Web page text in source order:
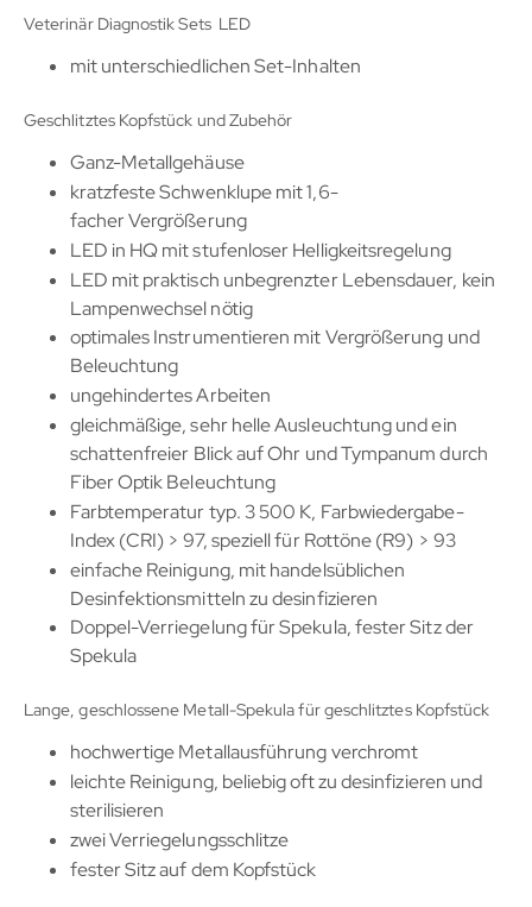
Veterinär Diagnostik Sets LED
mit unterschiedlichen Set-Inhalten
Geschlitztes Kopfstück und Zubehör
Ganz-Metallgehäuse
kratzfeste Schwenklupe mit 1,6-
facher Vergrößerung
LED in HQ mit stufenloser Helligkeitsregelung
LED mit praktisch unbegrenzter Lebensdauer, kein
Lampenwechsel nötig
optimales Instrumentieren mit Vergrößerung und
Beleuchtung
ungehindertes Arbeiten
gleichmäßige, sehr helle Ausleuchtung und ein
schattenfreier Blick auf Ohr und Tympanum durch
Fiber Optik Beleuchtung
Farbtemperatur typ. 3 500 K, Farbwiedergabe-
Index (CRI) > 97, speziell für Rottöne (R9) > 93
einfache Reinigung, mit handelsüblichen
Desinfektionsmitteln zu desinfizieren
Doppel-Verriegelung für Spekula, fester Sitz der
Spekula
Lange, geschlossene Metall-Spekula für geschlitztes Kopfstück
hochwertige Metallausführung verchromt
leichte Reinigung, beliebig oft zu desinfizieren und
sterilisieren
zwei Verriegelungsschlitze
fester Sitz auf dem Kopfstück